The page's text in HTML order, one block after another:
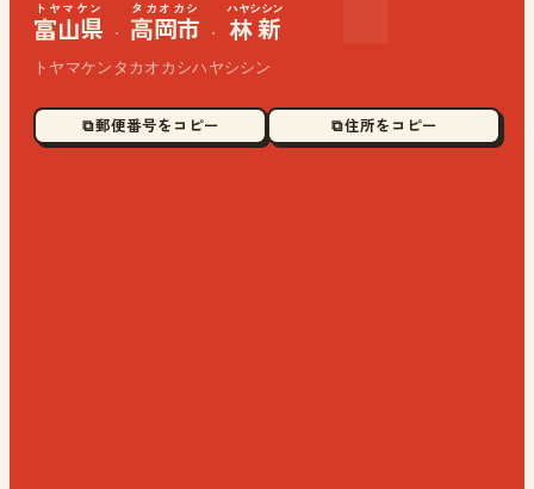
富山県
トヤマケン
· 高岡市
タカオカシ
· 林新
ハヤシシン
トヤマケンタカオカシハヤシシン
⧉ 郵便番号をコピー ⧉ 住所をコピー